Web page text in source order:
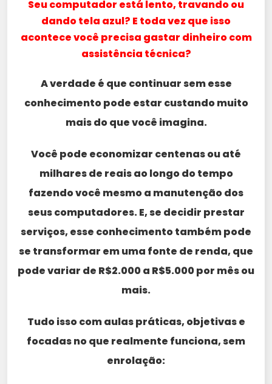
Seu computador está lento, travando ou
dando tela azul? E toda vez que isso
acontece você precisa gastar dinheiro com
assistência técnica?
A verdade é que continuar sem esse
conhecimento pode estar custando muito
mais do que você imagina.
Você pode economizar centenas ou até
milhares de reais ao longo do tempo
fazendo você mesmo a manutenção dos
seus computadores. E, se decidir prestar
serviços, esse conhecimento também pode
se transformar em uma fonte de renda, que
pode variar de R$2.000 a R$5.000 por mês ou
mais.
Tudo isso com aulas práticas, objetivas e
focadas no que realmente funciona, sem
enrolação: